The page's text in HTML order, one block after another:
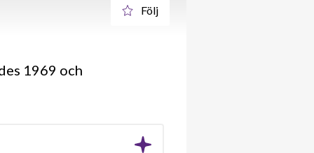
Följ
1969 och